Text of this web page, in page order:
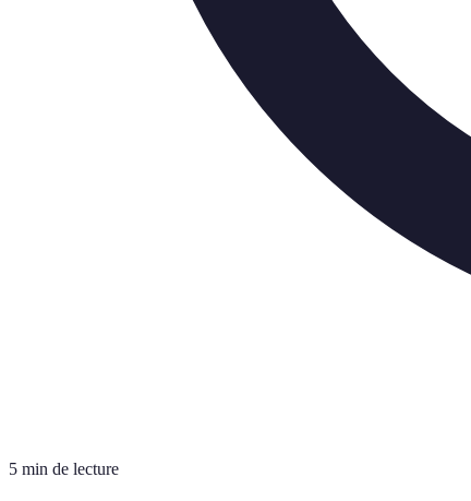
5 min de lecture